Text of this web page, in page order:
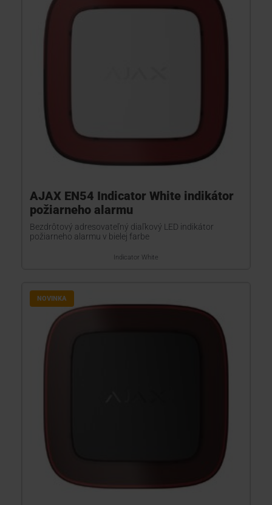
KONTAKTY
AJAX EN54 Indicator White indikátor
požiarneho alarmu
Bezdrôtový adresovateľný diaľkový LED indikátor
požiarneho alarmu v bielej farbe
Indicator White
NOVINKA